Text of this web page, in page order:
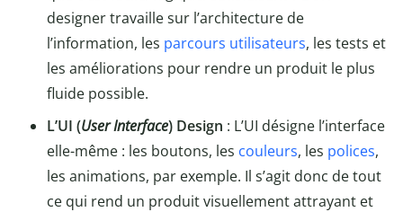
designer travaille sur l’architecture de
l’information, les parcours utilisateurs, les tests et
les améliorations pour rendre un produit le plus
fluide possible.
L’UI (User Interface) Design : L’UI désigne l’interface
elle-même : les boutons, les couleurs, les polices,
les animations, par exemple. Il s’agit donc de tout
ce qui rend un produit visuellement attrayant et